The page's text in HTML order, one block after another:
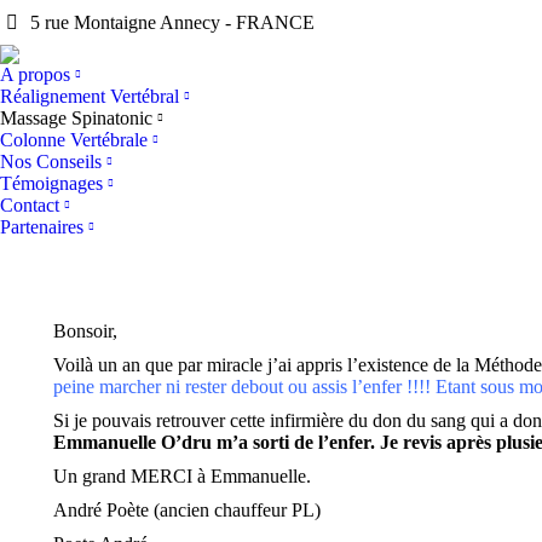
5 rue Montaigne Annecy - FRANCE
A propos
Réalignement Vertébral
Massage Spinatonic
Colonne Vertébrale
Nos Conseils
Témoignages
Contact
Partenaires
Bonsoir,
Voilà un an que par miracle j’ai appris l’existence de la
peine marcher ni rester debout ou assis l’enfer !!!! Etant sous
Si je pouvais retrouver cette infirmière du don du sang qui a
Emmanuelle O’dru m’a sorti de l’enfer. Je revis après
Un grand MERCI à Emmanuelle.
André Poète (ancien chauffeur PL)